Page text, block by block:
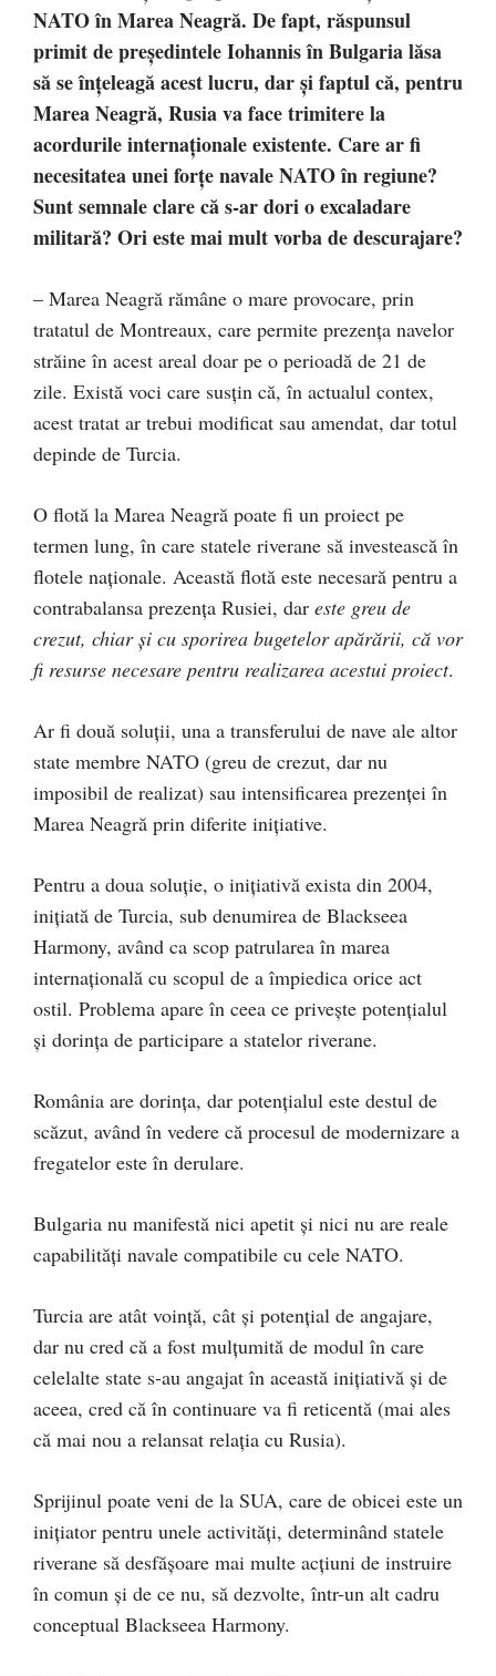
NATO în Marea Neagră. De fapt, răspunsul
primit de președintele Iohannis în Bulgaria lăsa
să se înțeleagă acest lucru, dar și faptul că, pentru
Marea Neagră, Rusia va face trimitere la
acordurile internaționale existente. Care ar fi
necesitatea unei forțe navale NATO în regiune?
Sunt semnale clare că s-ar dori o excaladare
militară? Ori este mai mult vorba de descurajare?
– Marea Neagră rămâne o mare provocare, prin
tratatul de Montreaux, care permite prezența navelor
străine în acest areal doar pe o perioadă de 21 de
zile. Există voci care susțin că, în actualul contex,
acest tratat ar trebui modificat sau amendat, dar totul
depinde de Turcia.
O flotă la Marea Neagră poate fi un proiect pe
termen lung, în care statele riverane să investească în
flotele naționale. Această flotă este necesară pentru a
contrabalansa prezența Rusiei, dar este greu de
crezut, chiar și cu sporirea bugetelor apărării, că vor
fi resurse necesare pentru realizarea acestui proiect.
Ar fi două soluții, una a transferului de nave ale altor
state membre NATO (greu de crezut, dar nu
imposibil de realizat) sau intensificarea prezenței în
Marea Neagră prin diferite inițiative.
Pentru a doua soluție, o inițiativă exista din 2004,
inițiată de Turcia, sub denumirea de Blackseea
Harmony, având ca scop patrularea în marea
internațională cu scopul de a împiedica orice act
ostil. Problema apare în ceea ce privește potențialul
și dorința de participare a statelor riverane.
România are dorința, dar potențialul este destul de
scăzut, având în vedere că procesul de modernizare a
fregatelor este în derulare.
Bulgaria nu manifestă nici apetit și nici nu are reale
capabilități navale compatibile cu cele NATO.
Turcia are atât voință, cât și potențial de angajare,
dar nu cred că a fost mulțumită de modul în care
celelalte state s-au angajat în această inițiativă și de
aceea, cred că în continuare va fi reticentă (mai ales
că mai nou a relansat relația cu Rusia).
Sprijinul poate veni de la SUA, care de obicei este un
inițiator pentru unele activități, determinând statele
riverane să desfășoare mai multe acțiuni de instruire
în comun și de ce nu, să dezvolte, într-un alt cadru
conceptual Blackseea Harmony.